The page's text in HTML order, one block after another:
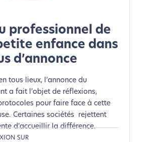
professionnel de
enfance dans
d’annonce
tous lieux, l’annonce du
a fait l’objet de réflexions,
pour faire face à cette
Certaines sociétés rejettent
d’accueillir la différence.
SUR